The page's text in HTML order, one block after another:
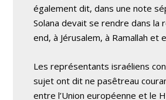
également dit, dans une note
Solana devait se rendre dans la
end, à Jérusalem, à Ramallah et
Les représentants israéliens
sujet ont dit ne pasêtreau
entre l’Union européenne et le